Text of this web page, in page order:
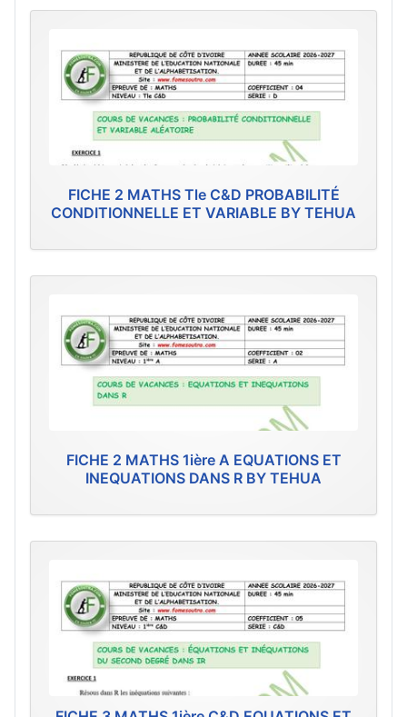
FICHE 2 MATHS Tle C&D PROBABILITÉ
CONDITIONNELLE ET VARIABLE BY TEHUA
FICHE 2 MATHS 1ière A EQUATIONS ET
INEQUATIONS DANS R BY TEHUA